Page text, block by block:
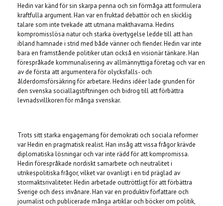
Hedin var känd för sin skarpa penna och sin förmåga att formulera
kraftfulla argument.Han var en fruktad debattör och en skicklig
talare som inte tvekade att utmana makthavarna.Hedins
kompromisslösa natur och starka övertygelse ledde till att han
ibland hamnade i strid med både vänner och fiender.Hedin var inte
bara en framstående politiker utan också en visionär tänkare.Han
förespråkade kommunalisering av allmännyttiga företag och var en
av de första att argumentera för olycksfalls- och
ålderdomsförsäkring för arbetare.Hedins idéer lade grunden för
den svenska sociallagstiftningen och bidrog till att förbättra
levnadsvillkoren för många svenskar.
Trots sitt starka engagemang för demokrati och sociala reformer
var Hedin en pragmatisk realist.Han insåg att vissa frågor krävde
diplomatiska lösningar och var inte rädd för att kompromissa.
Hedin förespråkade nordiskt samarbete och neutralitet i
utrikespolitiska frågor,vilket var ovanligt i en tid präglad av
stormaktsrivaliteter.Hedin arbetade outtröttligt för att förbättra
Sverige och dess invånare.Han var en produktiv författare och
journalist och publicerade många artiklar och böcker om politik,